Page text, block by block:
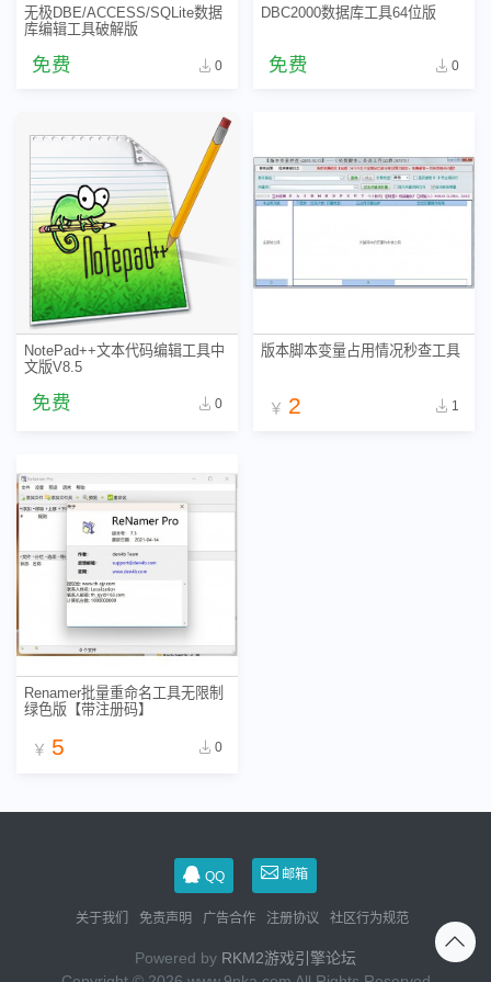
无极DBE/ACCESS/SQLite数据
库编辑工具破解版
免费 0
DBC2000数据库工具64位版
免费 0
NotePad++文本代码编辑工具中
文版V8.5
免费 0
版本脚本变量占用情况秒查工具
￥ 2 1
Renamer批量重命名工具无限制
绿色版【带注册码】
￥ 5 0
QQ 邮箱
关于我们 免责声明 广告合作 注册协议 社区行为规范
Powered by RKM2游戏引擎论坛